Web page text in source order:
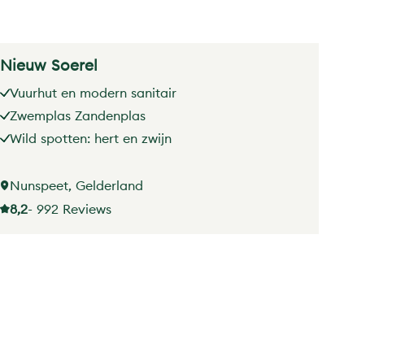
Nieuw Soerel
Vuurhut en modern sanitair
Zwemplas Zandenplas
Wild spotten: hert en zwijn
Nunspeet, Gelderland
8,2- 992 Reviews